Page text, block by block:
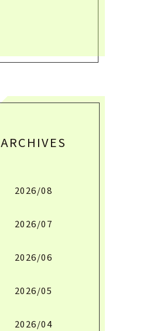
ARCHIVES
2026/08
2026/07
2026/06
2026/05
2026/04